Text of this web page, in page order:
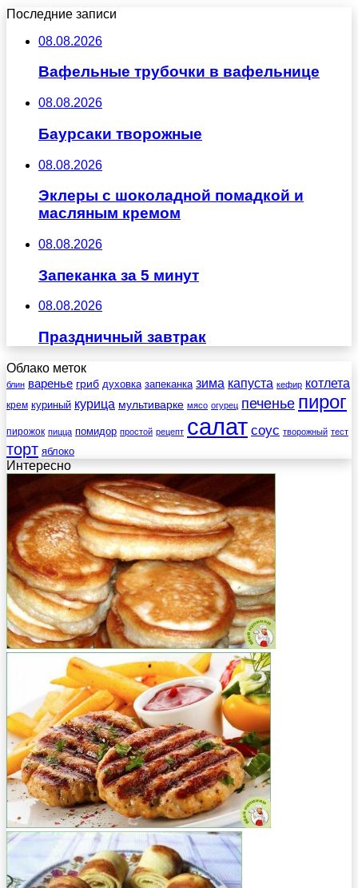
Последние записи
08.08.2026
Вафельные трубочки в вафельнице
08.08.2026
Баурсаки творожные
08.08.2026
Эклеры с шоколадной помадкой и
масляным кремом
08.08.2026
Запеканка за 5 минут
08.08.2026
Праздничный завтрак
Облако меток
блин варенье гриб духовка запеканка зима капуста кефир котлета
крем куриный курица мультиварке мясо огурец печенье пирог
пирожок пицца помидор простой рецепт салат соус творожный тест
торт яблоко
Интересно